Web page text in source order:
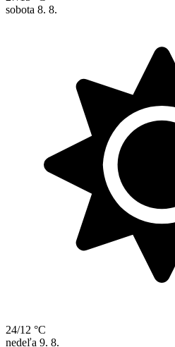
sobota 8. 8.
24/12 °C
nedeľa 9. 8.